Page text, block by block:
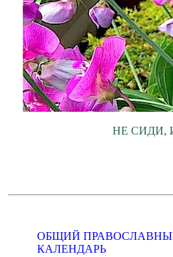
НЕ СИДИ,
ОБЩИЙ
КАЛЕНДАРЬ